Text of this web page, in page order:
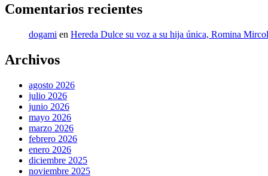
Comentarios recientes
dogami en Hereda Dulce su voz a su hija única, Romina
Archivos
agosto 2026
julio 2026
junio 2026
mayo 2026
marzo 2026
febrero 2026
enero 2026
diciembre 2025
noviembre 2025